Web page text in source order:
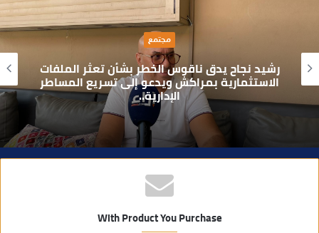
ع
ا
ل
و
ي
ب
سياسة
الأمين الجهوي طارق حنيش وقيادات “الأصالة
والمعاصرة” يدشنون مقراً جديداً للحزب بتراب
المنارة مراكش
With Product You Purchase